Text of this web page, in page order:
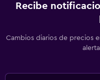
Recibe
Cambios diarios de precios